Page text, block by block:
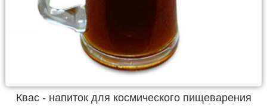
Квас - напиток для космического пищеварения